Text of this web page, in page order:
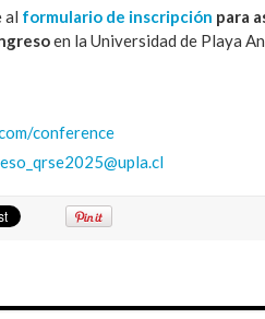
al formulario de inscripción para
en la Universidad de Playa
conference